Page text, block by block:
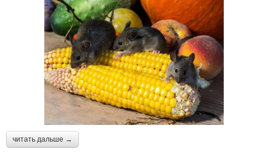
читать дальше →